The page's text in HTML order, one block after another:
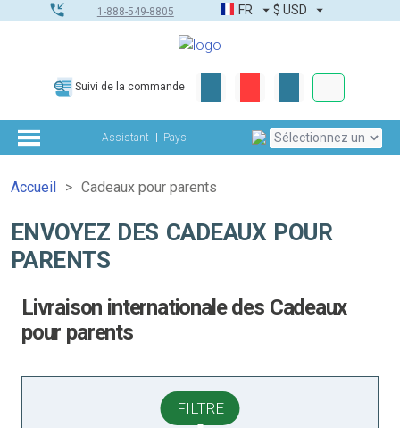
1-888-549-8805 FR $ USD
Suivi de la commande
Assistant Pays
Accueil Cadeaux pour parents
ENVOYEZ DES CADEAUX POUR
PARENTS
Livraison internationale des Cadeaux
pour parents
FILTRE